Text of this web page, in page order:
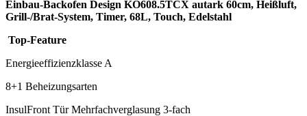
Einbau-Backofen Design KO608.5TCX autark 60cm, Heißluft,
Grill-/Brat-System, Timer, 68L, Touch, Edelstahl
Top-Feature
Energieeffizienzklasse A
8+1 Beheizungsarten
InsulFront Tür Mehrfachverglasung 3-fach